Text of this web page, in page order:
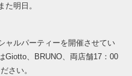
た明日。
ャルパーティーを開催させてい
Giotto、BRUNO、両店舗17：00
さい。